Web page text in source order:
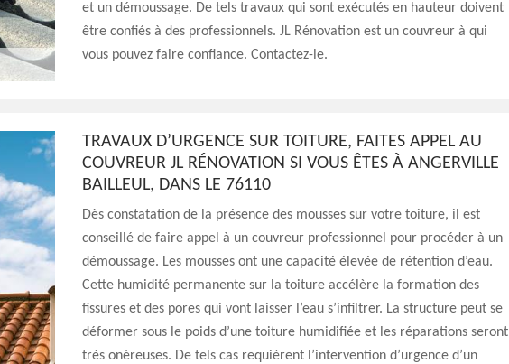
et un démoussage. De tels travaux qui sont exécutés en hauteur doivent
être confiés à des professionnels. JL Rénovation est un couvreur à qui
vous pouvez faire confiance. Contactez-le.
TRAVAUX D’URGENCE SUR TOITURE, FAITES APPEL AU
COUVREUR JL RÉNOVATION SI VOUS ÊTES À ANGERVILLE
BAILLEUL, DANS LE 76110
Dès constatation de la présence des mousses sur votre toiture, il est
conseillé de faire appel à un couvreur professionnel pour procéder à un
démoussage. Les mousses ont une capacité élevée de rétention d’eau.
Cette humidité permanente sur la toiture accélère la formation des
fissures et des pores qui vont laisser l’eau s’infiltrer. La structure peut se
déformer sous le poids d’une toiture humidifiée et les réparations seront
très onéreuses. De tels cas requièrent l’intervention d’urgence d’un